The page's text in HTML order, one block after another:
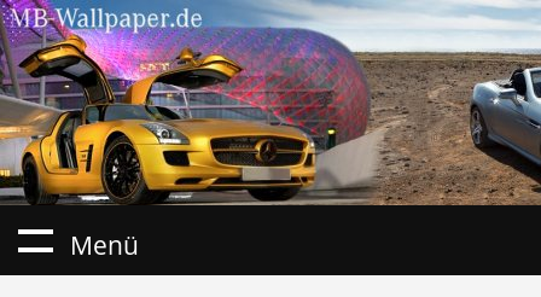
Menü